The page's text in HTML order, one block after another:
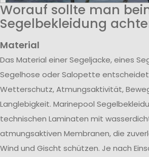
Worauf sollte man
Segelbekleidung
Material
Das Material einer Segeljacke, eines
Segelhose oder Salopette
Wetterschutz, Atmungsaktivität,
Langlebigkeit. Marinepool
technischen Laminaten mit
atmungsaktiven Membranen, die
Wind und Gischt schützen. Je nach